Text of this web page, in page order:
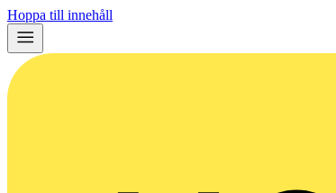
Hoppa till innehåll